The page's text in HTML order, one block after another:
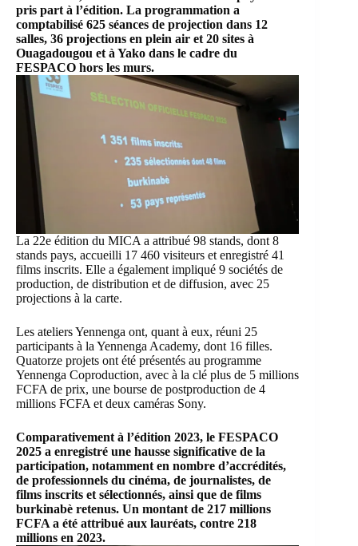
pris part à l’édition. La programmation a
comptabilisé 625 séances de projection dans 12
salles, 36 projections en plein air et 20 sites à
Ouagadougou et à Yako dans le cadre du
FESPACO hors les murs.
La 22e édition du MICA a attribué 98 stands, dont 8
stands pays, accueilli 17 460 visiteurs et enregistré 41
films inscrits. Elle a également impliqué 9 sociétés de
production, de distribution et de diffusion, avec 25
projections à la carte.
Les ateliers Yennenga ont, quant à eux, réuni 25
participants à la Yennenga Academy, dont 16 filles.
Quatorze projets ont été présentés au programme
Yennenga Coproduction, avec à la clé plus de 5 millions
FCFA de prix, une bourse de postproduction de 4
millions FCFA et deux caméras Sony.
Comparativement à l’édition 2023, le FESPACO
2025 a enregistré une hausse significative de la
participation, notamment en nombre d’accrédités,
de professionnels du cinéma, de journalistes, de
films inscrits et sélectionnés, ainsi que de films
burkinabè retenus. Un montant de 217 millions
FCFA a été attribué aux lauréats, contre 218
millions en 2023.